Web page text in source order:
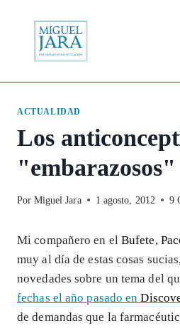
contenido
ACTUALIDAD
Los
"embarazosos"
Por Miguel Jara 1 agosto, 2012 9
Mi compañero en el Bufete,
muy al día de estas cosas
novedades sobre un tema del
fechas el año pasado en
de demandas que la